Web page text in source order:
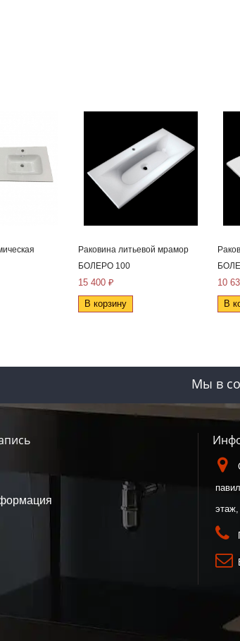
Раковина литьевой мрамор
БОЛЕРО 100
15 400 ₽
В корзину
10
В
Мы в